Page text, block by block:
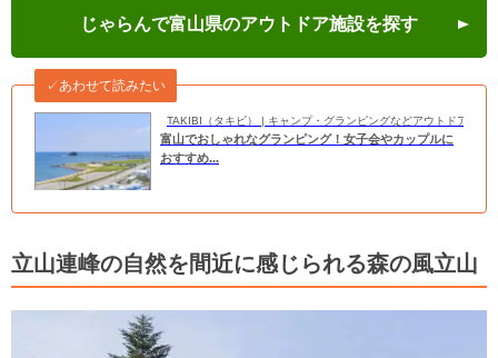
じゃらんで富山県のアウトドア施設を探す
TAKIBI（タキビ） | キャンプ・グランピングなどアウトドアの総
✓あわせて読みたい
富山でおしゃれなグランピング！女子会やカップルに
おすすめ...
立山連峰の自然を間近に感じられる森の風立山